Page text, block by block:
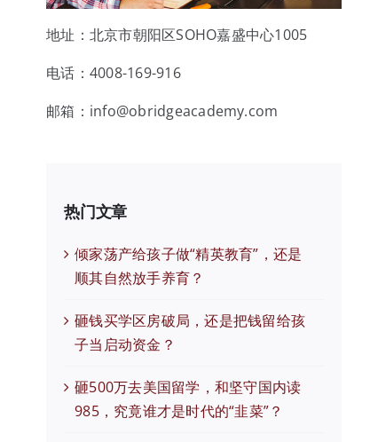
地址：北京市朝阳区SOHO嘉盛中心1005
电话：4008-169-916
邮箱：info@obridgeacademy.com
热门文章
倾家荡产给孩子做“精英教育”，还是
顺其自然放手养育？
砸钱买学区房破局，还是把钱留给孩
子当启动资金？
砸500万去美国留学，和坚守国内读
985，究竟谁才是时代的“韭菜”？